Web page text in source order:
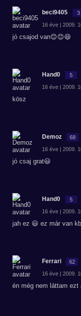
beci9405 3
16 éve | 2009.
jó csajod van😊😊😆
Hand0 5
16 éve | 2009.
kösz
Demoz 68
16 éve | 2009.
jó csaj grat😃
Hand0 5
16 éve | 2009.
jah ez 😃 ez már van
Ferrari 62
16 éve | 2009.
én még nem láttam